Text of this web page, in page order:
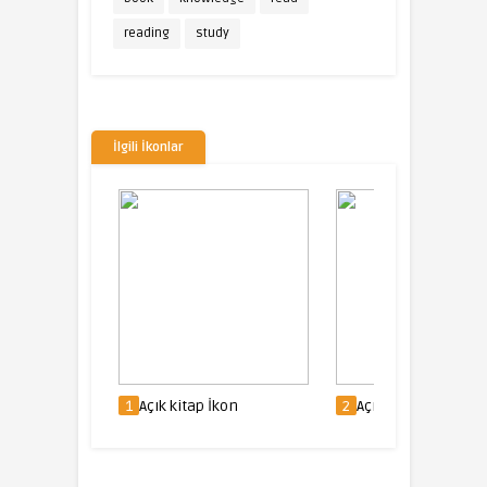
reading study
İlgili İkonlar
1 Açık kitap İkon 2 Açık kitap İkon